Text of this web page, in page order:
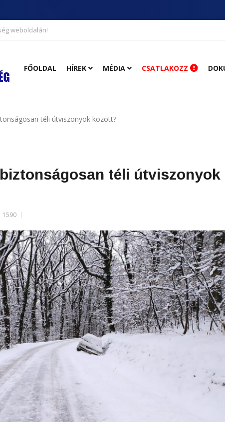
weboldalán!
FŐOLDAL HÍREK MÉDIA CSATLAKOZZ
téli útviszonyok között?
téli útviszonyok
1590